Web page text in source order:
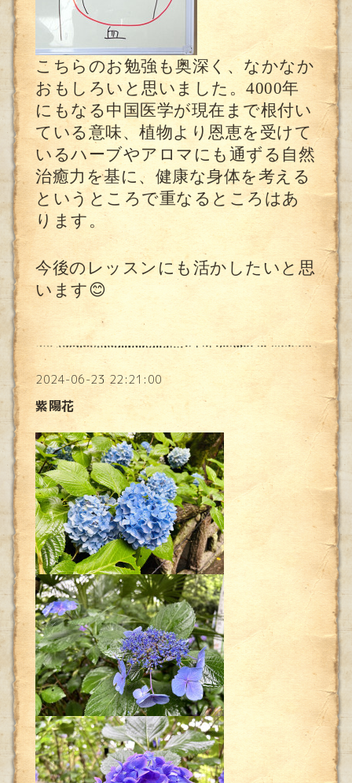
こちらのお勉強も奥深く、なかなか
おもしろいと思いました。4000年
にもなる中国医学が現在まで根付い
ている意味、植物より恩恵を受けて
いるハーブやアロマにも通ずる自然
治癒力を基に、健康な身体を考える
というところで重なるところはあ
ります。
今後のレッスンにも活かしたいと思
います😊
2024-06-23 22:21:00
紫陽花